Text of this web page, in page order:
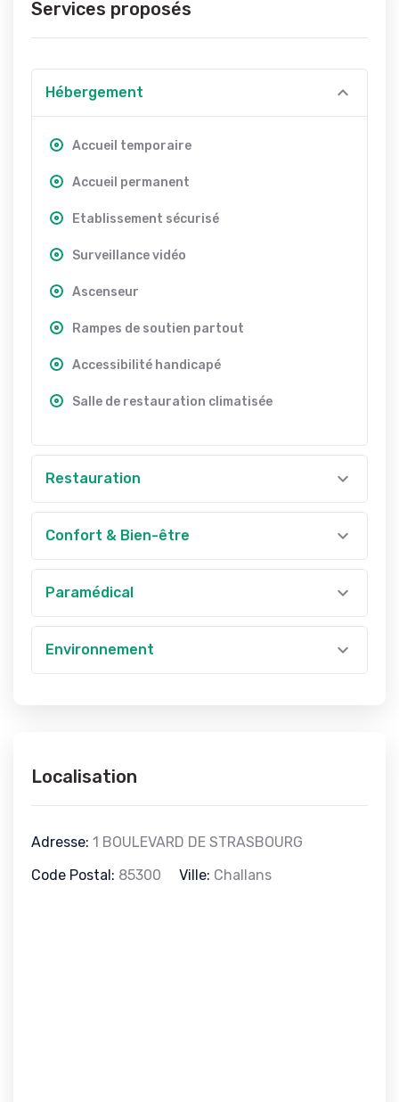
Services proposés
Hébergement
Accueil temporaire
Accueil permanent
Etablissement sécurisé
Surveillance vidéo
Ascenseur
Rampes de soutien partout
Accessibilité handicapé
Salle de restauration climatisée
Restauration
Confort & Bien-être
Paramédical
Environnement
Localisation
Adresse: 1 BOULEVARD DE STRASBOURG
Code Postal: 85300 Ville: Challans